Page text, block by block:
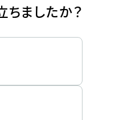
ましたか？